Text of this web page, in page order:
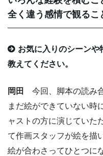
全く違う感情で観るこ
お気に入りのシーンや
教えてください。
岡田
今回、脚本の読み
まだ絵ができていない時
ャストの方に演じていた
て作画スタッフが絵を描
絵が合わさってひとつに